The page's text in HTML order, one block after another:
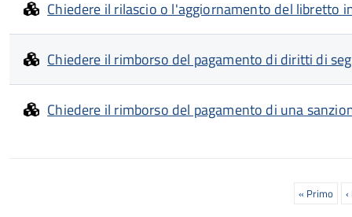
Chiedere il rilascio o l'aggiornamento del libretto
Chiedere il rimborso del pagamento di diritti di
Chiedere il rimborso del pagamento di una
Prima
« Primo